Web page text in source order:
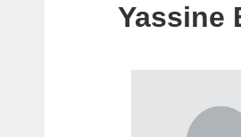
Yassine